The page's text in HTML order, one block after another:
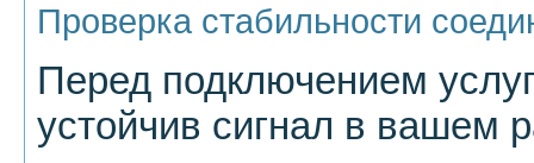
Проверка стабильности
Перед подключением
устойчив сигнал в вашем